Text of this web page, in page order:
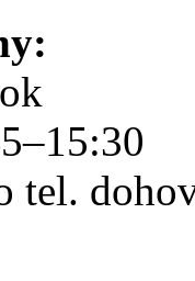
tel.